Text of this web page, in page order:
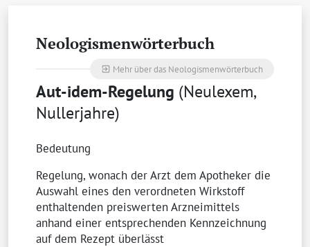
Neologismenwörterbuch
exit_to_app Mehr über das Neologismenwörterbuch
Aut-idem-Regelung (Neulexem,
Nullerjahre)
Bedeutung
Regelung, wonach der Arzt dem Apotheker die
Auswahl eines den verordneten Wirkstoff
enthaltenden preiswerten Arzneimittels
anhand einer entsprechenden Kennzeichnung
auf dem Rezept überlässt